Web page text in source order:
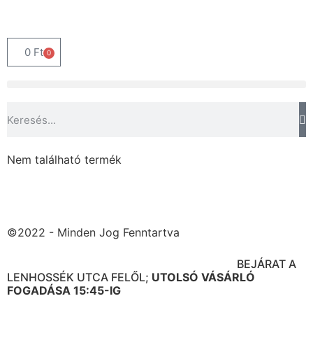
0 Ft 0
Nem található termék
©2022 - Minden Jog Fenntartva
BEJÁRAT A
LENHOSSÉK UTCA FELŐL; UTOLSÓ VÁSÁRLÓ
FOGADÁSA 15:45-IG